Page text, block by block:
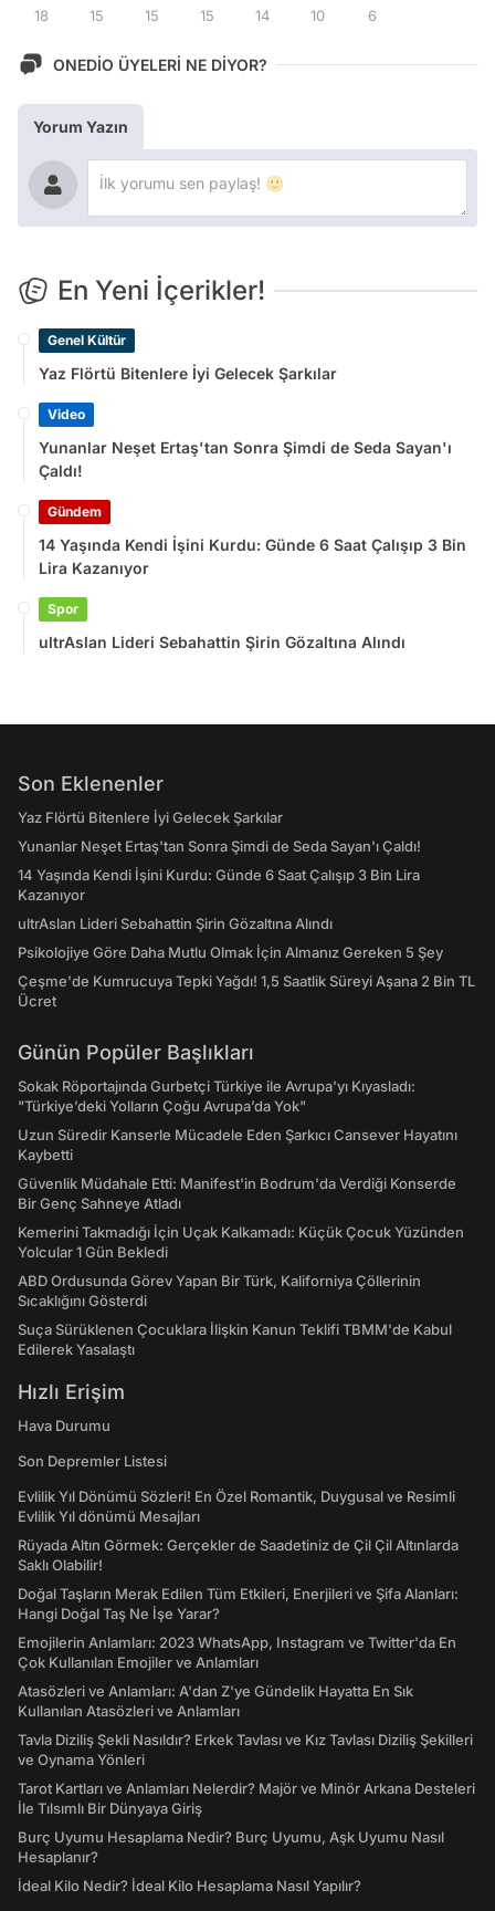
18 15 15 15 14 10 6
ONEDİO ÜYELERİ NE DİYOR?
Yorum Yazın
En Yeni İçerikler!
Genel Kültür
Yaz Flörtü Bitenlere İyi Gelecek Şarkılar
Video
Yunanlar Neşet Ertaş'tan Sonra Şimdi de Seda Sayan'ı
Çaldı!
Gündem
14 Yaşında Kendi İşini Kurdu: Günde 6 Saat Çalışıp 3 Bin
Lira Kazanıyor
Spor
ultrAslan Lideri Sebahattin Şirin Gözaltına Alındı
Son Eklenenler
Yaz Flörtü Bitenlere İyi Gelecek Şarkılar
Yunanlar Neşet Ertaş'tan Sonra Şimdi de Seda Sayan'ı Çaldı!
14 Yaşında Kendi İşini Kurdu: Günde 6 Saat Çalışıp 3 Bin Lira
Kazanıyor
ultrAslan Lideri Sebahattin Şirin Gözaltına Alındı
Psikolojiye Göre Daha Mutlu Olmak İçin Almanız Gereken 5 Şey
Çeşme'de Kumrucuya Tepki Yağdı! 1,5 Saatlik Süreyi Aşana 2 Bin TL
Ücret
Günün Popüler Başlıkları
Sokak Röportajında Gurbetçi Türkiye ile Avrupa'yı Kıyasladı:
"Türkiye’deki Yolların Çoğu Avrupa’da Yok"
Uzun Süredir Kanserle Mücadele Eden Şarkıcı Cansever Hayatını
Kaybetti
Güvenlik Müdahale Etti: Manifest'in Bodrum'da Verdiği Konserde
Bir Genç Sahneye Atladı
Kemerini Takmadığı İçin Uçak Kalkamadı: Küçük Çocuk Yüzünden
Yolcular 1 Gün Bekledi
ABD Ordusunda Görev Yapan Bir Türk, Kaliforniya Çöllerinin
Sıcaklığını Gösterdi
Suça Sürüklenen Çocuklara İlişkin Kanun Teklifi TBMM'de Kabul
Edilerek Yasalaştı
Hızlı Erişim
Hava Durumu
Son Depremler Listesi
Evlilik Yıl Dönümü Sözleri! En Özel Romantik, Duygusal ve Resimli
Evlilik Yıl dönümü Mesajları
Rüyada Altın Görmek: Gerçekler de Saadetiniz de Çil Çil Altınlarda
Saklı Olabilir!
Doğal Taşların Merak Edilen Tüm Etkileri, Enerjileri ve Şifa Alanları:
Hangi Doğal Taş Ne İşe Yarar?
Emojilerin Anlamları: 2023 WhatsApp, Instagram ve Twitter'da En
Çok Kullanılan Emojiler ve Anlamları
Atasözleri ve Anlamları: A'dan Z'ye Gündelik Hayatta En Sık
Kullanılan Atasözleri ve Anlamları
Tavla Diziliş Şekli Nasıldır? Erkek Tavlası ve Kız Tavlası Diziliş Şekilleri
ve Oynama Yönleri
Tarot Kartları ve Anlamları Nelerdir? Majör ve Minör Arkana Desteleri
İle Tılsımlı Bir Dünyaya Giriş
Burç Uyumu Hesaplama Nedir? Burç Uyumu, Aşk Uyumu Nasıl
Hesaplanır?
İdeal Kilo Nedir? İdeal Kilo Hesaplama Nasıl Yapılır?